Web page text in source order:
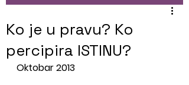
Ko je u pravu? Ko
percipira ISTINU?
Oktobar 2013